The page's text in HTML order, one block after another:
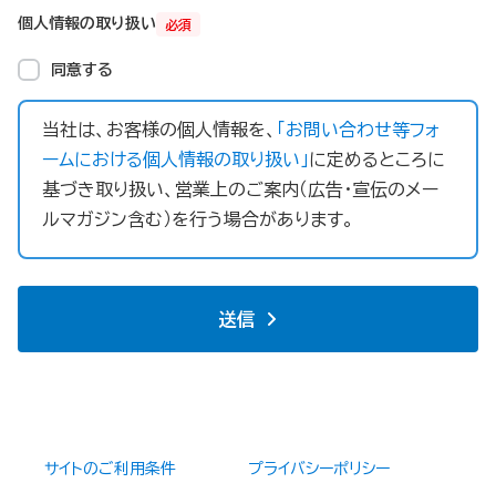
必須
個人情報の取り扱い
同意する
当社は、お客様の個人情報を、
「お問い合わせ等フォ
ームにおける個人情報の取り扱い」に定めるところに
基づき取り扱い、営業上のご案内（広告・宣伝のメー
ルマガジン含む）を行う場合があります。
送信
サイトのご利用条件 プライバシーポリシー